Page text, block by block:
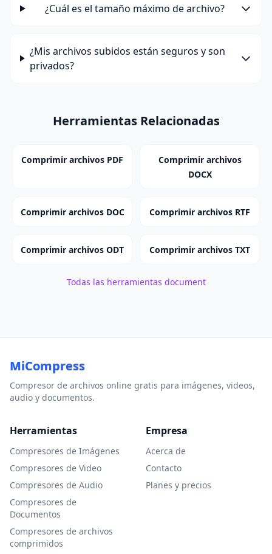
¿Cuál es el tamaño máximo de archivo?
¿Mis archivos subidos están seguros y son
privados?
Herramientas Relacionadas
Comprimir archivos PDF
Comprimir archivos
DOCX
Comprimir archivos DOC Comprimir archivos RTF
Comprimir archivos ODT Comprimir archivos TXT
Todas las herramientas document
MiCompress
Compresor de archivos online gratis para imágenes, videos,
audio y documentos.
Herramientas
Compresores de Imágenes
Compresores de Video
Compresores de Audio
Compresores de
Documentos
Compresores de archivos
comprimidos
Empresa
Acerca de
Contacto
Planes y precios